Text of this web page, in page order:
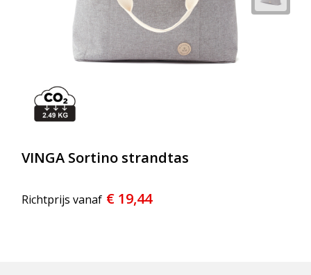
VINGA Sortino strandtas
Richtprijs vanaf € 19,44